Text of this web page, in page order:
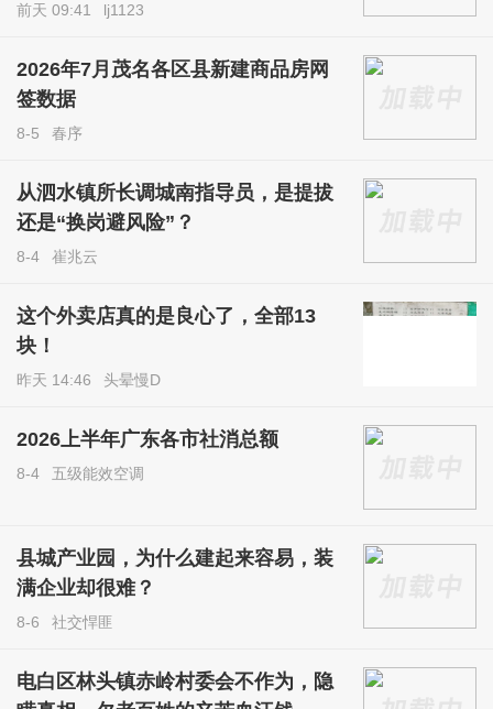
前天 09:41 lj1123
2026年7月茂名各区县新建商品房网
签数据
8-5 春序
从泗水镇所长调城南指导员，是提拔
还是“换岗避风险”？
8-4 崔兆云
这个外卖店真的是良心了，全部13
块！
昨天 14:46 头晕慢D
2026上半年广东各市社消总额
8-4 五级能效空调
县城产业园，为什么建起来容易，装
满企业却很难？
8-6 社交悍匪
电白区林头镇赤岭村委会不作为，隐